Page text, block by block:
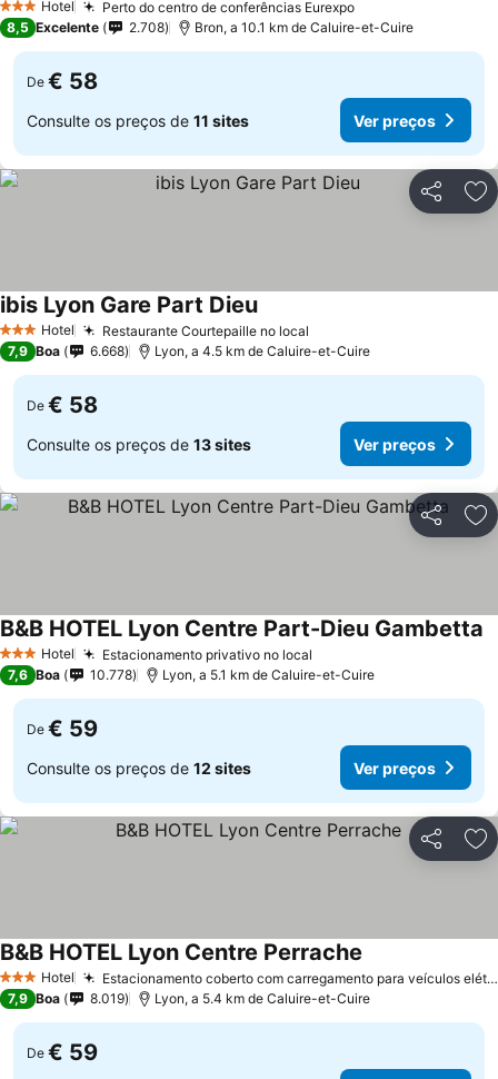
3 EstrelasHotel Perto do centro de conferências Eurexpo
8,5 Excelente 2.708 Bron, a 10.1 km de Caluire-et-Cuire
De € 58
Consulte os preços de 11 sites Ver preços
Partilhar
3 EstrelasHotel Restaurante Courtepaille no local
ibis Lyon Gare Part Dieu
7,9 Boa 6.668 Lyon, a 4.5 km de Caluire-et-Cuire
De € 58
Consulte os preços de 13 sites Ver preços
Partilhar
3 EstrelasHotel Estacionamento privativo no local
B&B HOTEL Lyon Centre Part-Dieu Gambetta
7,6 Boa 10.778 Lyon, a 5.1 km de Caluire-et-Cuire
De € 59
Consulte os preços de 12 sites Ver preços
Partilhar
3 EstrelasHotel Estacionamento coberto com carregamento para veículos elétricos
B&B HOTEL Lyon Centre Perrache
7,9 Boa 8.019 Lyon, a 5.4 km de Caluire-et-Cuire
De € 59